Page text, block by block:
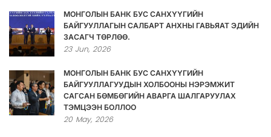
МОНГОЛЫН БАНК БУС САНХҮҮГИЙН
БАЙГУУЛЛАГЫН САЛБАРТ АНХНЫ ГАВЬЯАТ ЭДИЙН
ЗАСАГЧ ТӨРЛӨӨ.
23 Jun, 2026
МОНГОЛЫН БАНК БУС САНХҮҮГИЙН
БАЙГУУЛЛАГУУДЫН ХОЛБООНЫ НЭРЭМЖИТ
САГСАН БӨМБӨГИЙН АВАРГА ШАЛГАРУУЛАХ
ТЭМЦЭЭН БОЛЛОО
20 May, 2026